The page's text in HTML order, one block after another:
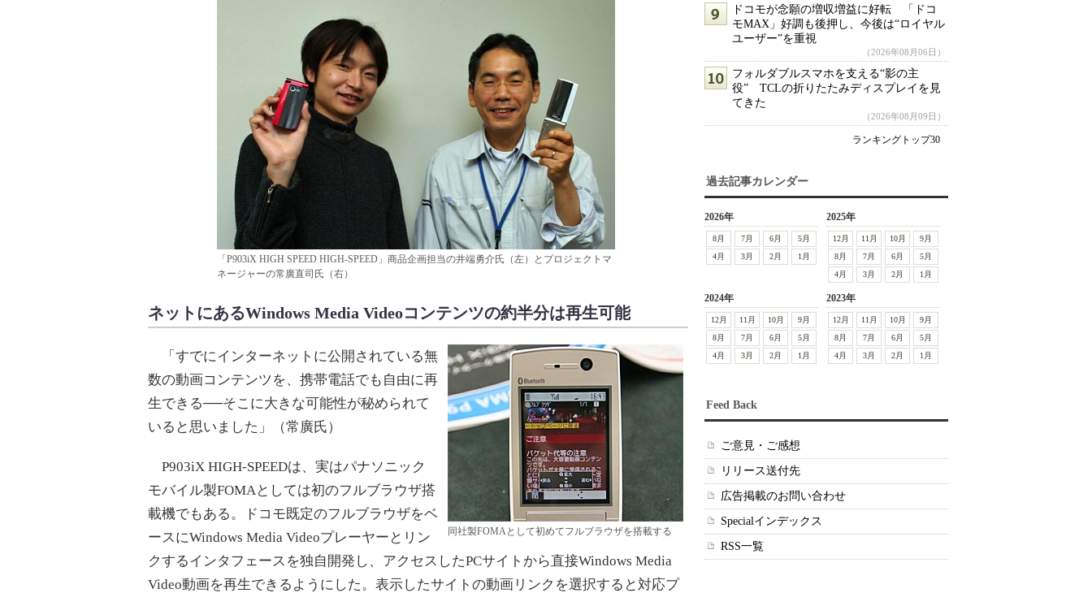
「P903iX HIGH SPEED HIGH-SPEED」商品企画担当の井端勇介氏（左）とプロジェクトマ
ネージャーの常廣直司氏（右）
ネットにあるWindows Media Videoコンテンツの約半分は再生可能
同社製FOMAとして初めてフルブラウザを搭載する
「すでにインターネットに公開されている無
数の動画コンテンツを、携帯電話でも自由に再
生できる──そこに大きな可能性が秘められて
いると思いました」（常廣氏）
P903iX HIGH-SPEEDは、実はパナソニック
モバイル製FOMAとしては初のフルブラウザ搭
載機でもある。ドコモ既定のフルブラウザをベ
ースにWindows Media Videoプレーヤーとリン
クするインタフェースを独自開発し、アクセスしたPCサイトから直接Windows Media
Video動画を再生できるようにした。表示したサイトの動画リンクを選択すると対応プ
ドコモが念願の増収増益に好転 「ドコ
モMAX」好調も後押し、今後は“ロイヤル
ユーザー”を重視
（2026年08月06日）
フォルダブルスマホを支える“影の主
役” TCLの折りたたみディスプレイを見
てきた
（2026年08月09日）
ランキングトップ30
過去記事カレンダー
2026年
8月 7月 6月
5月
4月
3月 2月 1月
2025年
12月 11月 10月
9月
8月
7月 6月
5月
4月
3月 2月 1月
2024年
12月 11月 10月
9月
8月
7月 6月
5月
4月
3月 2月 1月
2023年
12月 11月 10月
9月
8月
7月 6月
5月
4月
3月 2月 1月
Feed Back
ご意見・ご感想
リリース送付先
広告掲載のお問い合わせ
Specialインデックス
RSS一覧